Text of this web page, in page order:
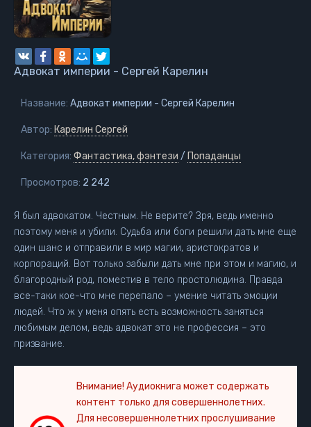
Адвокат империи - Сергей Карелин
Название: Адвокат империи - Сергей Карелин
Автор: Карелин Сергей
Категория: Фантастика, фэнтези / Попаданцы
Просмотров: 2 242
Я был адвокатом. Честным. Не верите? Зря, ведь именно
поэтому меня и убили. Судьба или боги решили дать мне еще
один шанс и отправили в мир магии, аристократов и
корпораций. Вот только забыли дать мне при этом и магию, и
благородный род, поместив в тело простолюдина. Правда
все-таки кое-что мне перепало – умение читать эмоции
людей. Что ж у меня опять есть возможность заняться
любимым делом, ведь адвокат это не профессия – это
призвание.
Внимание! Аудиокнига может содержать
контент только для совершеннолетних.
Для несовершеннолетних прослушивание